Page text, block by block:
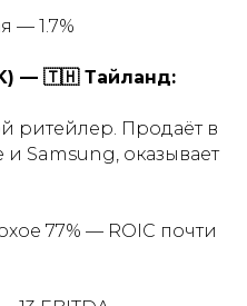
— 1.7%
— 🇹🇭 Тайланд:
ритейлер. Продаёт в
и Samsung, оказывает
77% — ROIC почти